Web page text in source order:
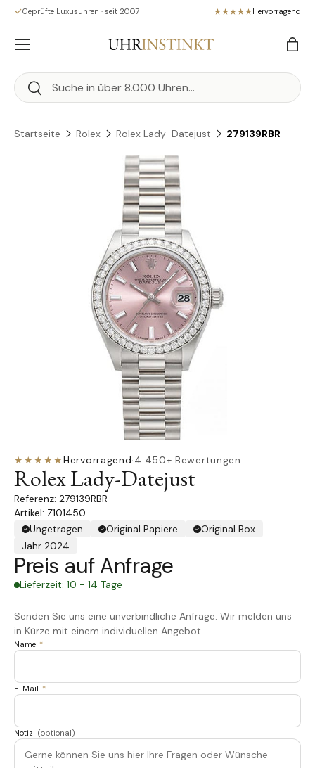
Direkt zum Inhalt
Geprüfte Luxusuhren · seit 2007 Hervorragend
Suchen
Suchen
Menü
Startseite Rolex Rolex Lady-Datejust 279139RBR
Zu Produktinformationen springen
★★★★★Hervorragend·4.450+ Bewertungen
Rolex Lady-Datejust
279139RBR
Artikel: Z101450
Ungetragen
Original Papiere
Original Box
Jahr 2024
Preis auf Anfrage
Lieferzeit: 10 - 14 Tage
Senden Sie uns eine unverbindliche Anfrage. Wir melden uns
in Kürze mit einem individuellen Angebot.
Name *
E-Mail *
Notiz (optional)